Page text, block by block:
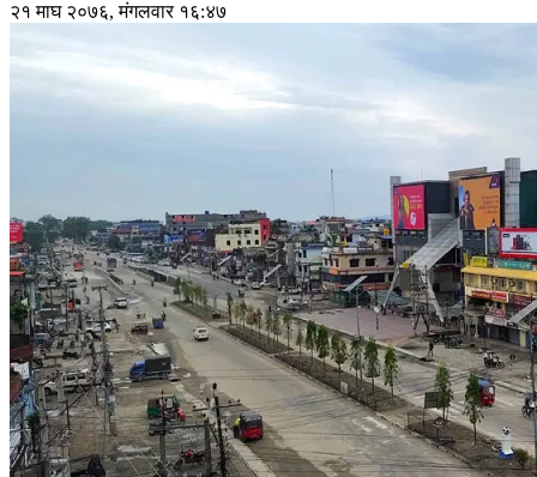
२१ माघ २०७६, मंगलवार १६:४७